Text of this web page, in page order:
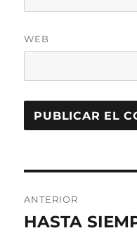
WEB
de
ANTERIOR
Entrada
HASTA